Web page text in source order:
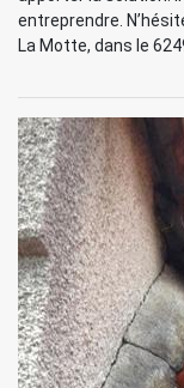
entreprendre.
La Motte, dans le